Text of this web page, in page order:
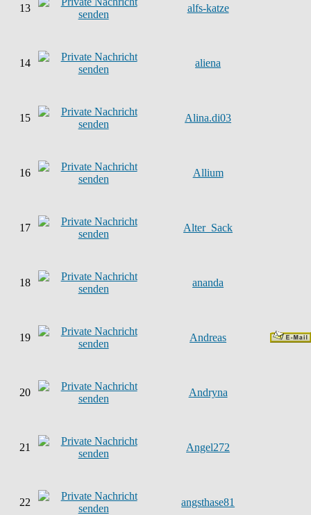
13 alfs-katze
14 aliena
15 Alina.di03
16 Allium
17 Alter_Sack
18 ananda
19 Andreas
20 Andryna
21 Angel272
22 angsthase81